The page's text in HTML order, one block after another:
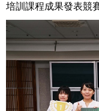
培訓課程成果發表競